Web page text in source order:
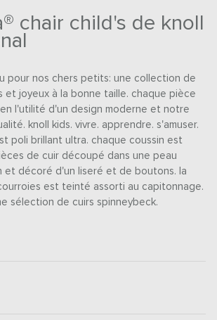
chair child's de knoll
pour nos chers petits: une collection de
et joyeux à la bonne taille. chaque pièce
l'utilité d'un design moderne et notre
knoll kids. vivre. apprendre. s'amuser.
poli brillant ultra. chaque coussin est
de cuir découpé dans une peau
et décoré d'un liseré et de boutons. la
est teinté assorti au capitonnage.
sélection de cuirs spinneybeck.